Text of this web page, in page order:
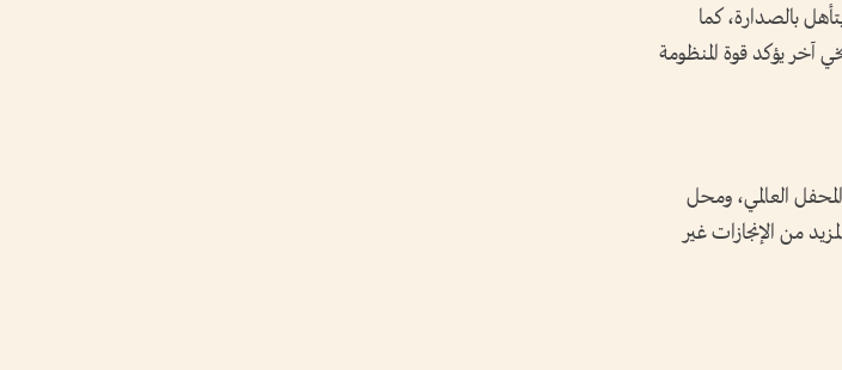
بالصدارة، كما
تاريخي آخر يؤكد قوة المنظومة
العالمي، ومحل
من الإنجازات غير